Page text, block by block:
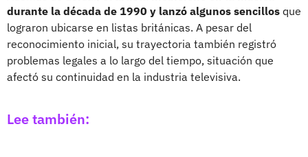
durante la década de 1990 y lanzó algunos sencillos que
lograron ubicarse en listas británicas. A pesar del
reconocimiento inicial, su trayectoria también registró
problemas legales a lo largo del tiempo, situación que
afectó su continuidad en la industria televisiva.
Lee también: